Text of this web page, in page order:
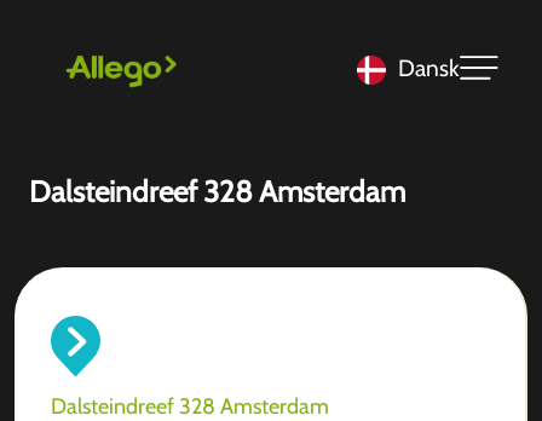
Dansk
Dalsteindreef 328 Amsterdam
Dalsteindreef 328 Amsterdam